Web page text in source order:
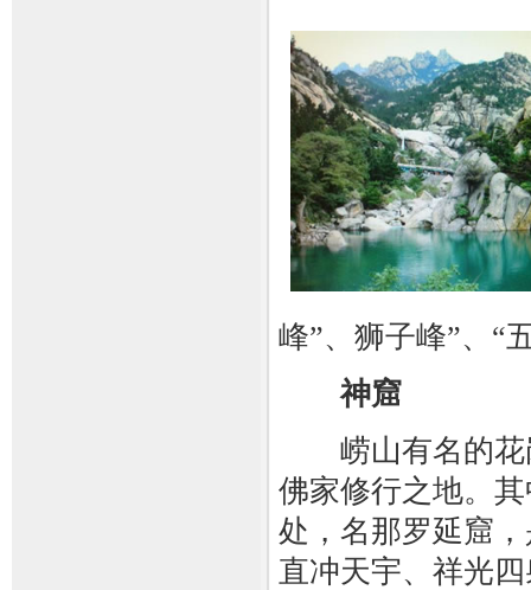
峰”、狮子峰”、“
神窟
崂山有名的花
佛家修行之地。
处，名那罗延窟
直冲天宇、祥光